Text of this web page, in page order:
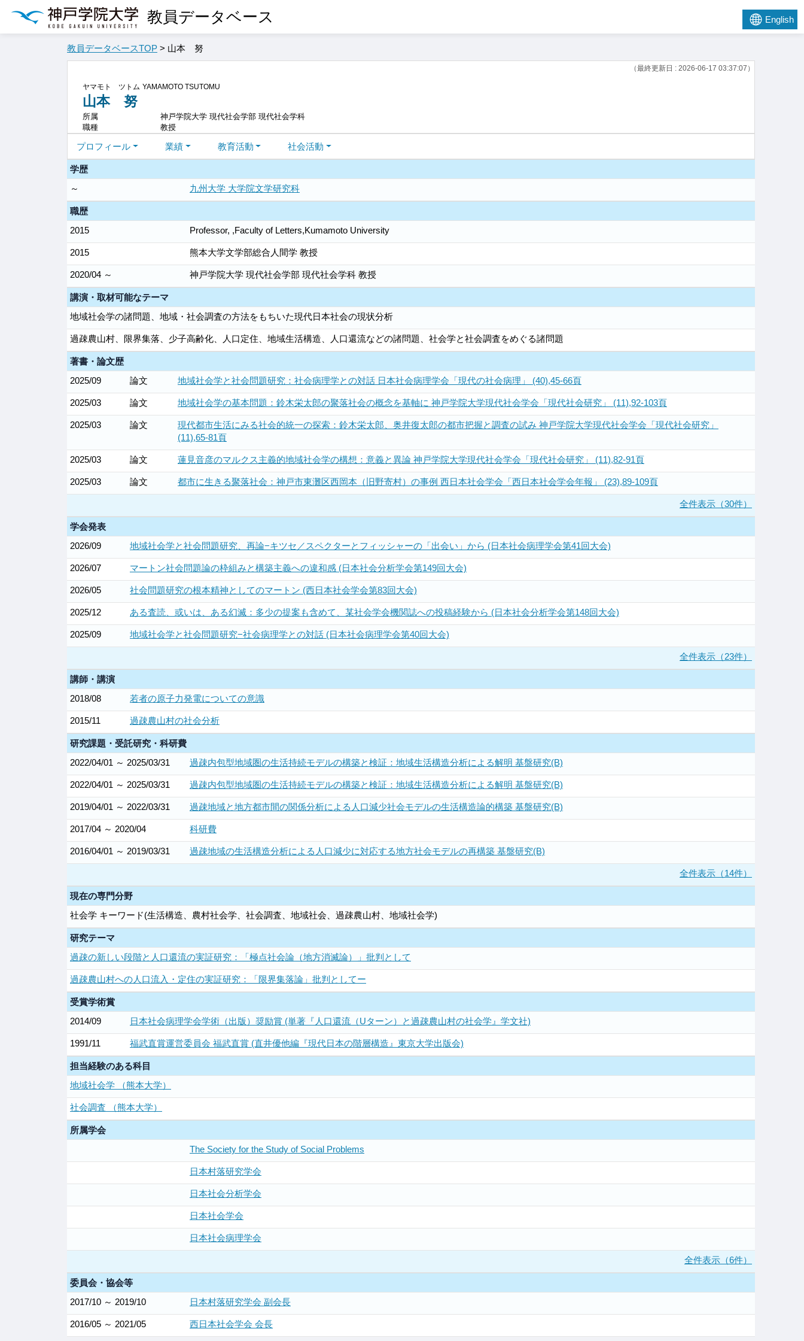
教員データベース English
教員データベースTOP > 山本 努
（最終更新日 : 2026-06-17 03:37:07）
ヤマモト ツトム YAMAMOTO TSUTOMU
山本 努
所属
神戸学院大学 現代社会学部 現代社会学科
職種
教授
プロフィール 業績 教育活動 社会活動
学歴
～
九州大学 大学院文学研究科
職歴
2015
Professor, ,Faculty of Letters,Kumamoto University
2015 熊本大学文学部総合人間学 教授
2020/04 ～ 神戸学院大学 現代社会学部 現代社会学科 教授
講演・取材可能なテーマ
地域社会学の諸問題、地域・社会調査の方法をもちいた現代日本社会の現状分析
過疎農山村、限界集落、少子高齢化、人口定住、地域生活構造、人口還流などの諸問題、社会学と社会調査をめぐる諸問題
著書・論文歴
2025/09
論文 地域社会学と社会問題研究：社会病理学との対話 日本社会病理学会「現代の社会病理」 (40),45-66頁
2025/03 論文 地域社会学の基本問題：鈴木栄太郎の聚落社会の概念を基軸に 神戸学院大学現代社会学会「現代社会研究」 (11),92-103頁
2025/03 論文
現代都市生活にみる社会的統一の探索：鈴木栄太郎、奥井復太郎の都市把握と調査の試み 神戸学院大学現代社会学会「現代社会研究」
(11),65-81頁
2025/03 論文 蓮見音彦のマルクス主義的地域社会学の構想：意義と異論 神戸学院大学現代社会学会「現代社会研究」 (11),82-91頁
2025/03 論文 都市に生きる聚落社会：神戸市東灘区西岡本（旧野寄村）の事例 西日本社会学会「西日本社会学会年報」 (23),89-109頁
全件表示（30件）
学会発表
2026/09
地域社会学と社会問題研究、再論−キツセ／スペクターとフィッシャーの「出会い」から (日本社会病理学会第41回大会)
2026/07 マートン社会問題論の枠組みと構築主義への違和感 (日本社会分析学会第149回大会)
2026/05 社会問題研究の根本精神としてのマートン (西日本社会学会第83回大会)
2025/12 ある査読、或いは、ある幻滅：多少の提案も含めて、某社会学会機関誌への投稿経験から (日本社会分析学会第148回大会)
2025/09 地域社会学と社会問題研究−社会病理学との対話 (日本社会病理学会第40回大会)
全件表示（23件）
講師・講演
2018/08
若者の原子力発電についての意識
2015/11 過疎農山村の社会分析
研究課題・受託研究・科研費
2022/04/01 ～ 2025/03/31
過疎内包型地域圏の生活持続モデルの構築と検証：地域生活構造分析による解明 基盤研究(B)
2022/04/01 ～ 2025/03/31 過疎内包型地域圏の生活持続モデルの構築と検証：地域生活構造分析による解明 基盤研究(B)
2019/04/01 ～ 2022/03/31 過疎地域と地方都市間の関係分析による人口減少社会モデルの生活構造論的構築 基盤研究(B)
2017/04 ～ 2020/04 科研費
2016/04/01 ～ 2019/03/31 過疎地域の生活構造分析による人口減少に対応する地方社会モデルの再構築 基盤研究(B)
全件表示（14件）
現在の専門分野
社会学 キーワード(生活構造、農村社会学、社会調査、地域社会、過疎農山村、地域社会学)
研究テーマ
過疎の新しい段階と人口還流の実証研究：「極点社会論（地方消滅論）」批判として
過疎農山村への人口流入・定住の実証研究：「限界集落論」批判としてー
受賞学術賞
2014/09
日本社会病理学会学術（出版）奨励賞 (単著『人口還流（Uターン）と過疎農山村の社会学』学文社)
1991/11 福武直賞運営委員会 福武直賞 (直井優他編『現代日本の階層構造』東京大学出版会)
担当経験のある科目
地域社会学 （熊本大学）
社会調査 （熊本大学）
所属学会
The Society for the Study of Social Problems
日本村落研究学会
日本社会分析学会
日本社会学会
日本社会病理学会
全件表示（6件）
委員会・協会等
2017/10 ～ 2019/10
日本村落研究学会 副会長
2016/05 ～ 2021/05 西日本社会学会 会長